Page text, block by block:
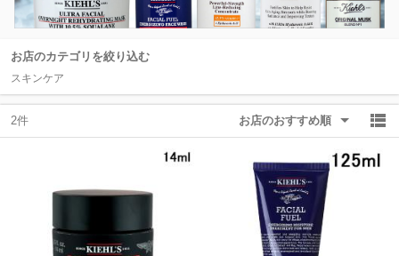
お店のカテゴリを絞り込む
スキンケア
2件 お店のおすすめ順